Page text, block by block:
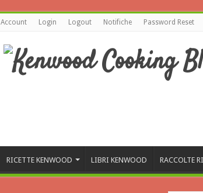
Account Login Logout Notifiche Password Reset
RICETTE KENWOOD LIBRI KENWOOD RACCOLTE